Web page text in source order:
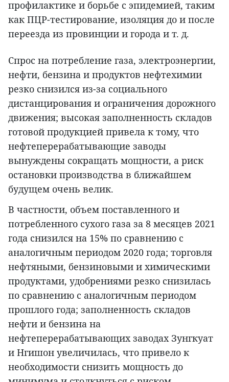
профилактике и борьбе с эпидемией, таким
как ПЦР-тестирование, изоляция до и после
переезда из провинции и города и т. д.
Спрос на потребление газа, электроэнергии,
нефти, бензина и продуктов нефтехимии
резко снизился из-за социального
дистанцирования и ограничения дорожного
движения; высокая заполненность складов
готовой продукцией привела к тому, что
нефтеперерабатывающие заводы
вынуждены сокращать мощности, а риск
остановки производства в ближайшем
будущем очень велик.
В частности, объем поставленного и
потребленного сухого газа за 8 месяцев 2021
года снизился на 15% по сравнению с
аналогичным периодом 2020 года; торговля
нефтяными, бензиновыми и химическими
продуктами, удобрениями резко снизилась
по сравнению с аналогичным периодом
прошлого года; заполненность складов
нефти и бензина на
нефтеперерабатывающих заводах Зунгкуат
и Нгишон увеличилась, что привело к
необходимости снизить мощность до